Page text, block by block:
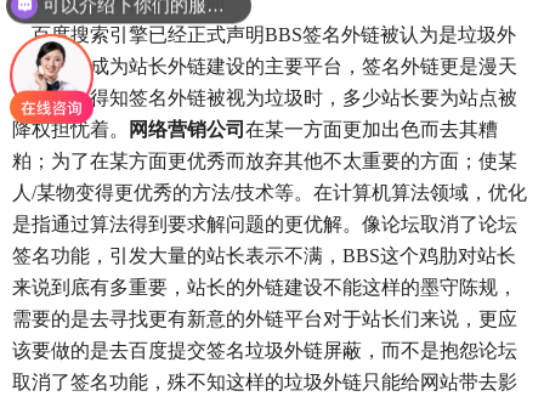
百度搜索引擎已经正式声明BBS签名外链被认为是垃圾外
链，论坛成为站长外链建设的主要平台，签名外链更是漫天
风舞，在得知签名外链被视为垃圾时，多少站长要为站点被
降权担忧着。
网络营销公司 在某一方面更加出色而去其糟
粕；为了在某方面更优秀而放弃其他不太重要的方面；使某
人/某物变得更优秀的方法/技术等。在计算机算法领域，优化
是指通过算法得到要求解问题的更优解。像论坛取消了论坛
签名功能，引发大量的站长表示不满，BBS这个鸡肋对站长
来说到底有多重要，站长的外链建设不能这样的墨守陈规，
需要的是去寻找更有新意的外链平台对于站长们来说，更应
该要做的是去百度提交签名垃圾外链屏蔽，而不是抱怨论坛
取消了签名功能，殊不知这样的垃圾外链只能给网站带去影